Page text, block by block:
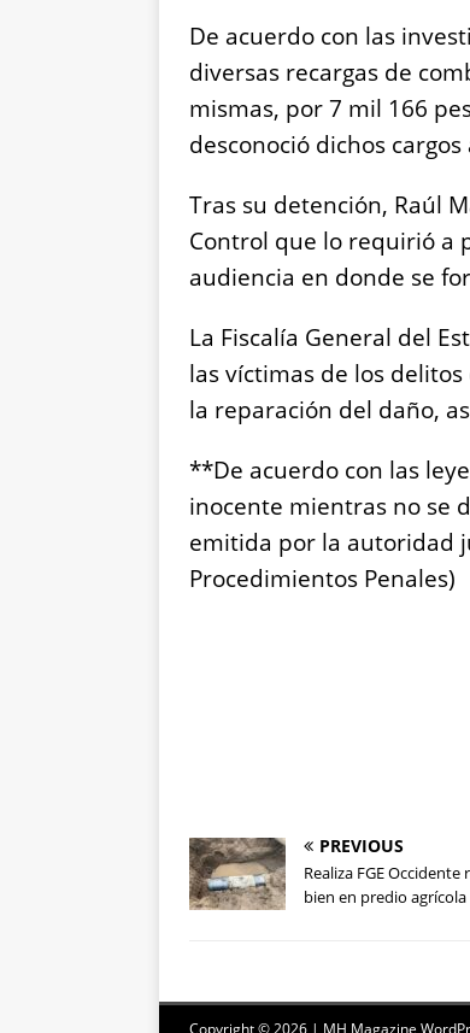
De acuerdo con las
diversas recargas de
mismas, por 7 mil 166
desconoció dichos
Tras su detención, Raúl
Control que lo requirió a
audiencia en donde se
La Fiscalía General del
las víctimas de los
la reparación del daño,
**De acuerdo con las
inocente mientras no se
emitida por la autoridad
Procedimientos Penales)
PREVIOUS
Realiza FGE
bien en predio agrícola